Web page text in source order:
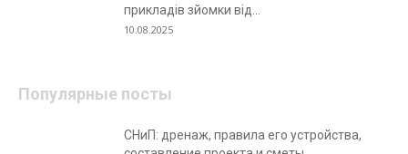
прикладів зйомки від...
10.08.2025
Популярные посты
СНиП: дренаж, правила его устройства,